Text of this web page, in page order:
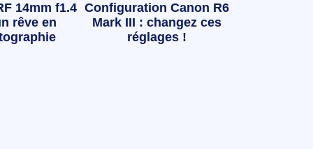
14mm f1.4
rêve en
Configuration Canon R6
Mark III : changez ces
réglages !